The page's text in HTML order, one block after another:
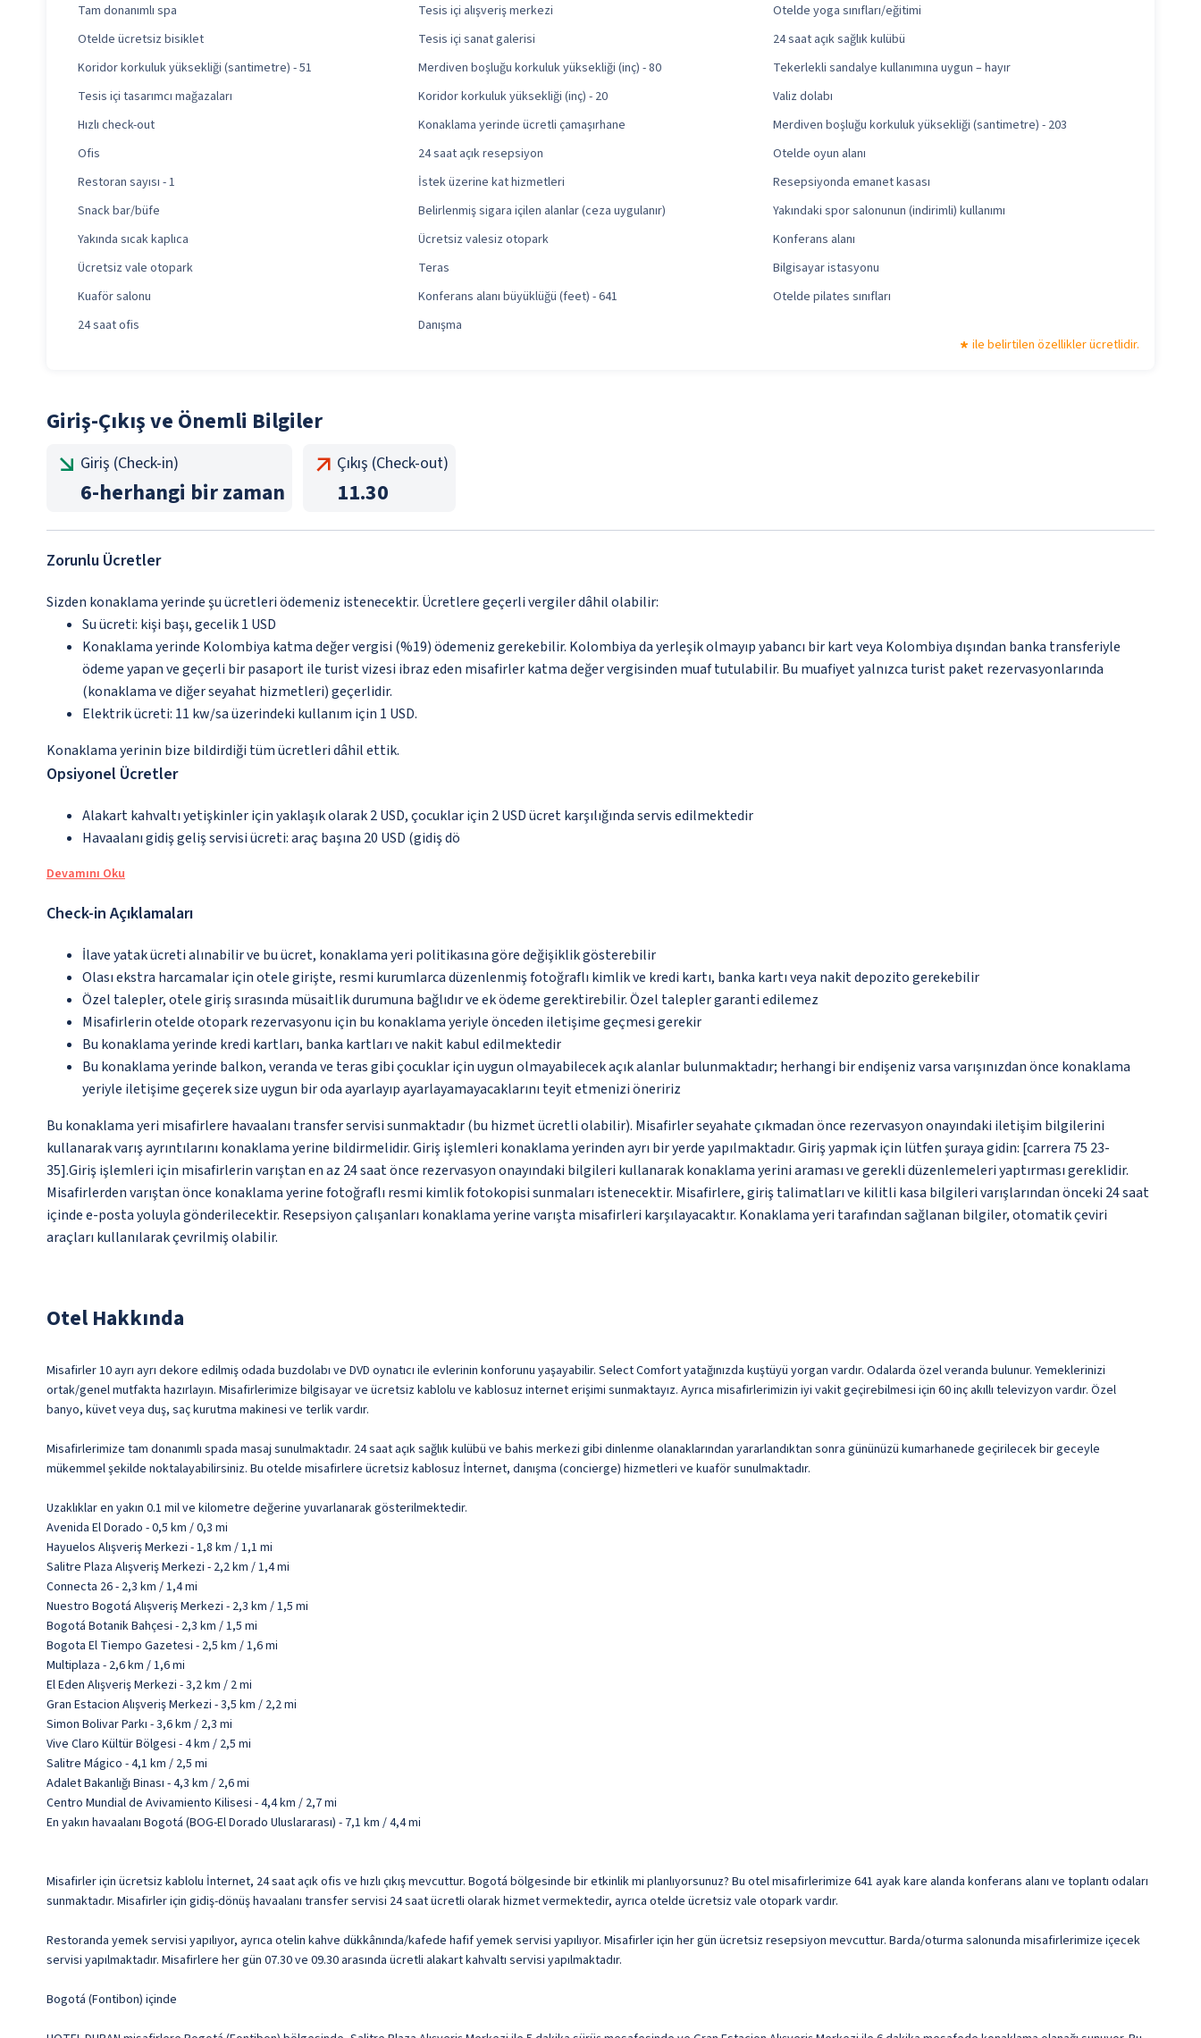
Tam donanımlı spa
Tesis içi alışveriş merkezi
Otelde yoga sınıfları/eğitimi
Otelde ücretsiz bisiklet
Tesis içi sanat galerisi
24 saat açık sağlık kulübü
Koridor korkuluk yüksekliği (santimetre) - 51
Merdiven boşluğu korkuluk yüksekliği (inç) - 80
Tekerlekli sandalye kullanımına uygun – hayır
Tesis içi tasarımcı mağazaları
Koridor korkuluk yüksekliği (inç) - 20
Valiz dolabı
Hızlı check-out
Konaklama yerinde ücretli çamaşırhane
Merdiven boşluğu korkuluk yüksekliği (santimetre) - 203
Ofis
24 saat açık resepsiyon
Otelde oyun alanı
Restoran sayısı - 1
İstek üzerine kat hizmetleri
Resepsiyonda emanet kasası
Snack bar/büfe
Belirlenmiş sigara içilen alanlar (ceza uygulanır)
Yakındaki spor salonunun (indirimli) kullanımı
Yakında sıcak kaplıca
Ücretsiz valesiz otopark
Konferans alanı
Ücretsiz vale otopark
Teras
Bilgisayar istasyonu
Kuaför salonu
Konferans alanı büyüklüğü (feet) - 641
Otelde pilates sınıfları
24 saat ofis
Danışma
ile belirtilen özellikler ücretlidir.
Giriş-Çıkış ve Önemli Bilgiler
Giriş (Check-in)
6-herhangi bir zaman
Çıkış (Check-out)
11.30
Zorunlu Ücretler
Sizden konaklama yerinde şu ücretleri ödemeniz istenecektir. Ücretlere geçerli vergiler dâhil olabilir:
Su ücreti: kişi başı, gecelik 1 USD
Konaklama yerinde Kolombiya katma değer vergisi (%19) ödemeniz gerekebilir. Kolombiya da yerleşik olmayıp yabancı bir kart veya Kolombiya dışından banka transferiyle
ödeme yapan ve geçerli bir pasaport ile turist vizesi ibraz eden misafirler katma değer vergisinden muaf tutulabilir. Bu muafiyet yalnızca turist paket rezervasyonlarında
(konaklama ve diğer seyahat hizmetleri) geçerlidir.
Elektrik ücreti: 11 kw/sa üzerindeki kullanım için 1 USD.
Konaklama yerinin bize bildirdiği tüm ücretleri dâhil ettik.
Opsiyonel Ücretler
Alakart kahvaltı yetişkinler için yaklaşık olarak 2 USD, çocuklar için 2 USD ücret karşılığında servis edilmektedir
Havaalanı gidiş geliş servisi ücreti: araç başına 20 USD (gidiş dö
Devamını Oku
Check-in Açıklamaları
İlave yatak ücreti alınabilir ve bu ücret, konaklama yeri politikasına göre değişiklik gösterebilir
Olası ekstra harcamalar için otele girişte, resmi kurumlarca düzenlenmiş fotoğraflı kimlik ve kredi kartı, banka kartı veya nakit depozito gerekebilir
Özel talepler, otele giriş sırasında müsaitlik durumuna bağlıdır ve ek ödeme gerektirebilir. Özel talepler garanti edilemez
Misafirlerin otelde otopark rezervasyonu için bu konaklama yeriyle önceden iletişime geçmesi gerekir
Bu konaklama yerinde kredi kartları, banka kartları ve nakit kabul edilmektedir
Bu konaklama yerinde balkon, veranda ve teras gibi çocuklar için uygun olmayabilecek açık alanlar bulunmaktadır; herhangi bir endişeniz varsa varışınızdan önce konaklama
yeriyle iletişime geçerek size uygun bir oda ayarlayıp ayarlayamayacaklarını teyit etmenizi öneririz
Bu konaklama yeri misafirlere havaalanı transfer servisi sunmaktadır (bu hizmet ücretli olabilir). Misafirler seyahate çıkmadan önce rezervasyon onayındaki iletişim bilgilerini
kullanarak varış ayrıntılarını konaklama yerine bildirmelidir. Giriş işlemleri konaklama yerinden ayrı bir yerde yapılmaktadır. Giriş yapmak için lütfen şuraya gidin: [carrera 75 23-
35].Giriş işlemleri için misafirlerin varıştan en az 24 saat önce rezervasyon onayındaki bilgileri kullanarak konaklama yerini araması ve gerekli düzenlemeleri yaptırması gereklidir.
Misafirlerden varıştan önce konaklama yerine fotoğraflı resmi kimlik fotokopisi sunmaları istenecektir. Misafirlere, giriş talimatları ve kilitli kasa bilgileri varışlarından önceki 24 saat
içinde e-posta yoluyla gönderilecektir. Resepsiyon çalışanları konaklama yerine varışta misafirleri karşılayacaktır. Konaklama yeri tarafından sağlanan bilgiler, otomatik çeviri
araçları kullanılarak çevrilmiş olabilir.
Otel Hakkında
Misafirler 10 ayrı ayrı dekore edilmiş odada buzdolabı ve DVD oynatıcı ile evlerinin konforunu yaşayabilir. Select Comfort yatağınızda kuştüyü yorgan vardır. Odalarda özel veranda bulunur. Yemeklerinizi
ortak/genel mutfakta hazırlayın. Misafirlerimize bilgisayar ve ücretsiz kablolu ve kablosuz internet erişimi sunmaktayız. Ayrıca misafirlerimizin iyi vakit geçirebilmesi için 60 inç akıllı televizyon vardır. Özel
banyo, küvet veya duş, saç kurutma makinesi ve terlik vardır.
Misafirlerimize tam donanımlı spada masaj sunulmaktadır. 24 saat açık sağlık kulübü ve bahis merkezi gibi dinlenme olanaklarından yararlandıktan sonra gününüzü kumarhanede geçirilecek bir geceyle
mükemmel şekilde noktalayabilirsiniz. Bu otelde misafirlere ücretsiz kablosuz İnternet, danışma (concierge) hizmetleri ve kuaför sunulmaktadır.
Uzaklıklar en yakın 0.1 mil ve kilometre değerine yuvarlanarak gösterilmektedir.
Avenida El Dorado - 0,5 km / 0,3 mi
Hayuelos Alışveriş Merkezi - 1,8 km / 1,1 mi
Salitre Plaza Alışveriş Merkezi - 2,2 km / 1,4 mi
Connecta 26 - 2,3 km / 1,4 mi
Nuestro Bogotá Alışveriş Merkezi - 2,3 km / 1,5 mi
Bogotá Botanik Bahçesi - 2,3 km / 1,5 mi
Bogota El Tiempo Gazetesi - 2,5 km / 1,6 mi
Multiplaza - 2,6 km / 1,6 mi
El Eden Alışveriş Merkezi - 3,2 km / 2 mi
Gran Estacion Alışveriş Merkezi - 3,5 km / 2,2 mi
Simon Bolivar Parkı - 3,6 km / 2,3 mi
Vive Claro Kültür Bölgesi - 4 km / 2,5 mi
Salitre Mágico - 4,1 km / 2,5 mi
Adalet Bakanlığı Binası - 4,3 km / 2,6 mi
Centro Mundial de Avivamiento Kilisesi - 4,4 km / 2,7 mi
En yakın havaalanı Bogotá (BOG-El Dorado Uluslararası) - 7,1 km / 4,4 mi
Misafirler için ücretsiz kablolu İnternet, 24 saat açık ofis ve hızlı çıkış mevcuttur. Bogotá bölgesinde bir etkinlik mi planlıyorsunuz? Bu otel misafirlerimize 641 ayak kare alanda konferans alanı ve toplantı odaları
sunmaktadır. Misafirler için gidiş-dönüş havaalanı transfer servisi 24 saat ücretli olarak hizmet vermektedir, ayrıca otelde ücretsiz vale otopark vardır.
Restoranda yemek servisi yapılıyor, ayrıca otelin kahve dükkânında/kafede hafif yemek servisi yapılıyor. Misafirler için her gün ücretsiz resepsiyon mevcuttur. Barda/oturma salonunda misafirlerimize içecek
servisi yapılmaktadır. Misafirlere her gün 07.30 ve 09.30 arasında ücretli alakart kahvaltı servisi yapılmaktadır.
Bogotá (Fontibon) içinde